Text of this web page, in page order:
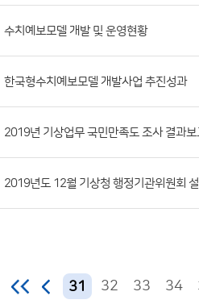
조
회수치예보모델 개발 및 운영현황
한국형수치예보모델 개발사업 추진성과
2019년 기상업무 국민만족도 조사 결과보
2019년도 12월 기상청 행정기관위원회
31 32 33 34